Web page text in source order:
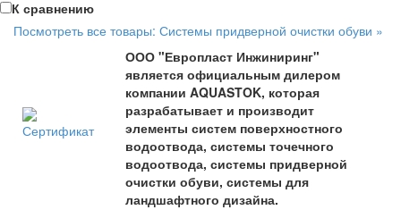
К сравнению
Посмотреть все товары: Системы придверной очистки обуви »
ООО "Европласт Инжиниринг"
является официальным дилером
компании AQUASTOK, которая
разрабатывает и производит
элементы систем поверхностного
водоотвода, системы точечного
водоотвода, системы придверной
очистки обуви, системы для
ландшафтного дизайна.